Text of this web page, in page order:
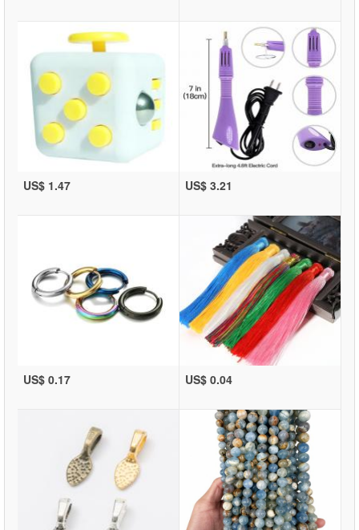
US$ 1.47 US$ 3.21
US$ 0.17 US$ 0.04